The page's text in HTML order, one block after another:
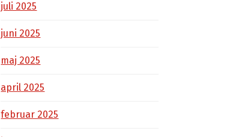
juli 2025
juni 2025
maj 2025
april 2025
februar 2025